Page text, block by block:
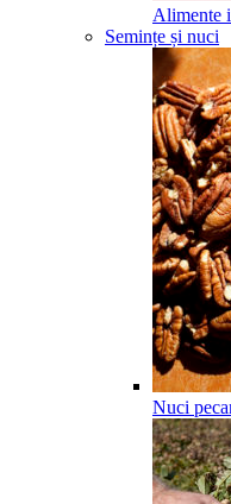
Alimente
Semințe și nuci
Nuci